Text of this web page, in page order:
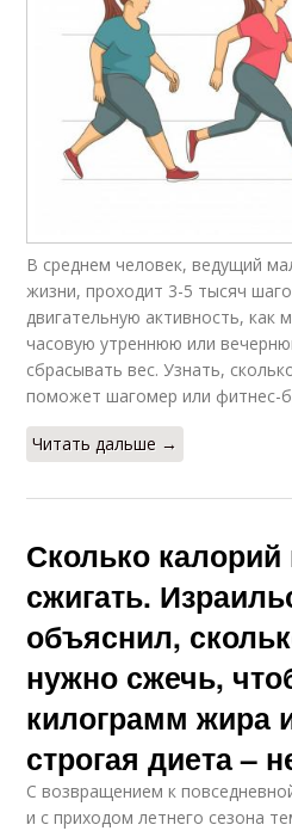
В среднем человек, ведущий
жизни, проходит 3-5 тысяч
двигательную активность, как
часовую утреннюю или
сбрасывать вес. Узнать,
поможет шагомер или фитнес-
Читать дальше →
Сколько
сжигать.
объяснил,
нужно сжечь,
килограмм жира
строгая диета –
С возвращением к
и с приходом летнего сезона